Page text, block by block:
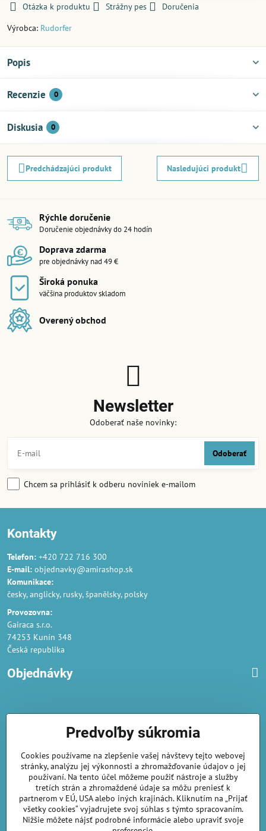
Otázka k produktu Strážny pes
Doručenia
Výrobca: Rudorfer
Popis
Recenzie 0
Diskusia 0
Predchádzajúci produkt Nasledujúci produkt
Rýchle doručenie
Doručenie objednávky do 24 hodín
Doprava zdarma
pre objednávky nad 49 €
Široká ponuka
väčšina produktov skladom
Overený obchod
Newsletter
Odoberať naše novinky:
Odoberať
Chcem sa prihlásiť k odberu noviniek e-mailom
Kontakty
Telefon: +420 722 716 300
E-mail: objednavky@amirashop.sk
Komunikace:
česky, anglicky, rusky, španělsky, polsky
Provozovna:
Gairaca s.r.o.
74253 Kunín 348
Česká republika
Objednávky
Podmienky ochrany osobných údajov
Náklady na dodání a doba dodání
Veľkoobchod- značka Gaira®
AmiraShop je registrovaný na Puncovom úrade.
Puncové značkysú k nahliadnuttu.
Predvoľby súkromia
Cookies používame na zlepšenie vašej návštevy tejto webovej
stránky, analýzu jej výkonnosti a zhromažďovanie údajov o jej
používaní. Na tento účel môžeme použiť nástroje a služby
tretích strán a zhromaždené údaje sa môžu preniesť k
partnerom v EÚ, USA alebo iných krajinách. Kliknutím na „Prijať
všetky cookies“ vyjadrujete svoj súhlas s týmto spracovaním.
Nižšie môžete nájsť podrobné informácie alebo upraviť svoje